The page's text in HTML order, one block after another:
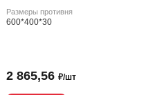
Размеры противня
600*400*30
2 865,56 ₽/шт